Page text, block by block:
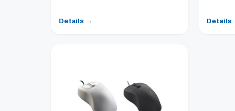
Details → Details